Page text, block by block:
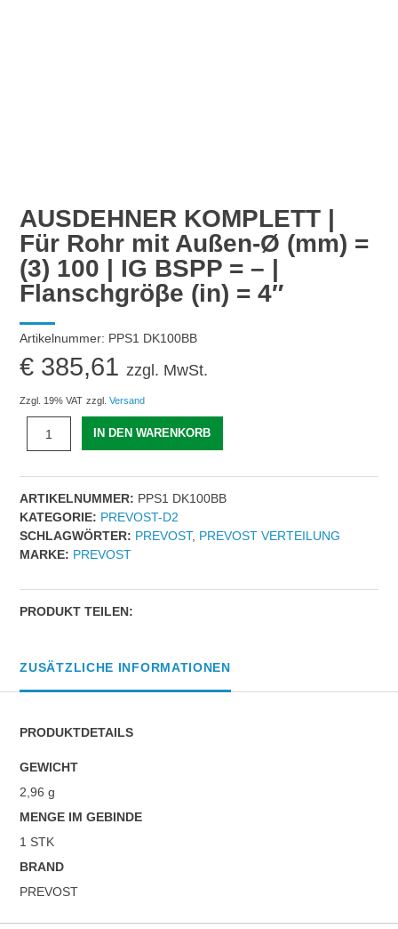
AUSDEHNER KOMPLETT |
Für Rohr mit Außen-Ø (mm) =
(3) 100 | IG BSPP = – |
Flanschgröβe (in) = 4″
Artikelnummer: PPS1 DK100BB
€ 385,61 zzgl. MwSt.
Zzgl. 19% VAT zzgl.Versand
KOMPLETT
Für
Rohr
mit
Außen-
Ø
=
(3)
IG
Flanschgröβe
=
4"
Menge
IN DEN WARENKORB
ARTIKELNUMMER: PPS1 DK100BB
KATEGORIE: PREVOST-D2
SCHLAGWÖRTER: PREVOST, PREVOST VERTEILUNG
MARKE: PREVOST
PRODUKT TEILEN:
ZUSÄTZLICHE INFORMATIONEN
PRODUKTDETAILS
GEWICHT
2,96 g
MENGE IM GEBINDE
1 STK
BRAND
PREVOST